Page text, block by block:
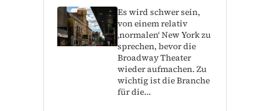
Es wird schwer sein,
von einem relativ
‚normalen‘ New York zu
sprechen, bevor die
Broadway Theater
wieder aufmachen. Zu
wichtig ist die Branche
für die…